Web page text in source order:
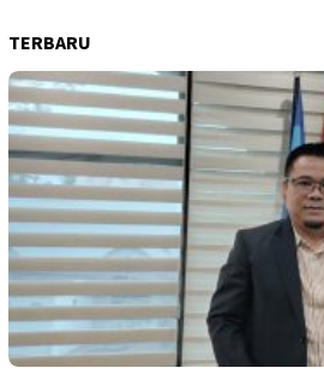
TERBARU